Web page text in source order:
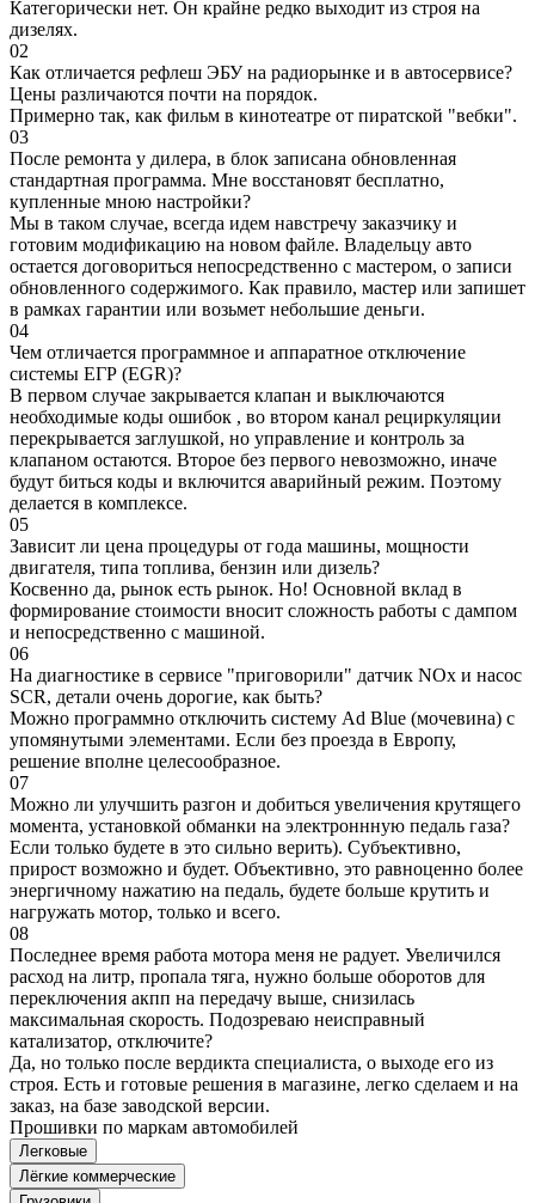
Категорически нет. Он крайне редко выходит из строя на
дизелях.
02
Как отличается рефлеш ЭБУ на радиорынке и в автосервисе?
Цены различаются почти на порядок.
Примерно так, как фильм в кинотеатре от пиратской "вебки".
03
После ремонта у дилера, в блок записана обновленная
стандартная программа. Мне восстановят бесплатно,
купленные мною настройки?
Мы в таком случае, всегда идем навстречу заказчику и
готовим модификацию на новом файле. Владельцу авто
остается договориться непосредственно с мастером, о записи
обновленного содержимого. Как правило, мастер или запишет
в рамках гарантии или возьмет небольшие деньги.
04
Чем отличается программное и аппаратное отключение
системы ЕГР (EGR)?
В первом случае закрывается клапан и выключаются
необходимые коды ошибок , во втором канал рециркуляции
перекрывается заглушкой, но управление и контроль за
клапаном остаются. Второе без первого невозможно, иначе
будут биться коды и включится аварийный режим. Поэтому
делается в комплексе.
05
Зависит ли цена процедуры от года машины, мощности
двигателя, типа топлива, бензин или дизель?
Косвенно да, рынок есть рынок. Но! Основной вклад в
формирование стоимости вносит сложность работы с дампом
и непосредственно с машиной.
06
На диагностике в сервисе "приговорили" датчик NOx и насос
SCR, детали очень дорогие, как быть?
Можно программно отключить систему Ad Blue (мочевина) с
упомянутыми элементами. Если без проезда в Европу,
решение вполне целесообразное.
07
Можно ли улучшить разгон и добиться увеличения крутящего
момента, установкой обманки на электроннную педаль газа?
Если только будете в это сильно верить). Субъективно,
прирост возможно и будет. Объективно, это равноценно более
энергичному нажатию на педаль, будете больше крутить и
нагружать мотор, только и всего.
08
Последнее время работа мотора меня не радует. Увеличился
расход на литр, пропала тяга, нужно больше оборотов для
переключения акпп на передачу выше, снизилась
максимальная скорость. Подозреваю неисправный
катализатор, отключите?
Да, но только после вердикта специалиста, о выходе его из
строя. Есть и готовые решения в магазине, легко сделаем и на
заказ, на базе заводской версии.
Прошивки по маркам автомобилей
Легковые
Лёгкие коммерческие